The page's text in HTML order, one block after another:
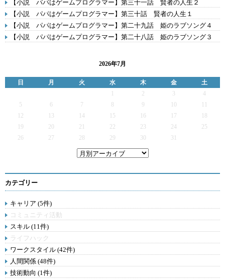
【小説 パパはゲームプログラマー】第三十一話 賢者の人生２
【小説 パパはゲームプログラマー】第三十話 賢者の人生１
【小説 パパはゲームプログラマー】第二十九話 姫のラブソング４
【小説 パパはゲームプログラマー】第二十八話 姫のラブソング３
2026年7月
日 月 火 水 木 金
土
2 3
4
5
6 7 9
12
13 14 15 16 17
19
20 21 22 23 24
25
26
27 28 29 30 31
カテゴリー
キャリア (5件)
コミュニティ活動
スキル (11件)
ライフハック
ワークスタイル (42件)
人間関係 (48件)
技術動向 (1件)